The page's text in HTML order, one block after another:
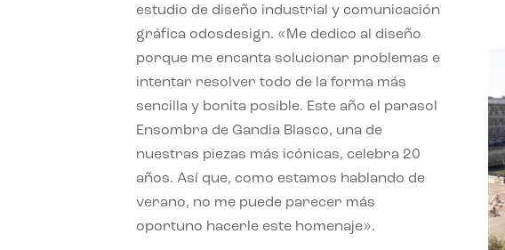
estudio de diseño industrial y comunicación
gráfica odosdesign. «Me dedico al diseño
porque me encanta solucionar problemas e
intentar resolver todo de la forma más
sencilla y bonita posible. Este año el parasol
Ensombra de Gandia Blasco, una de
nuestras piezas más icónicas, celebra 20
años. Así que, como estamos hablando de
verano, no me puede parecer más
oportuno hacerle este homenaje».